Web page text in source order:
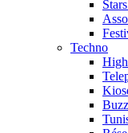
Techno
Buzz